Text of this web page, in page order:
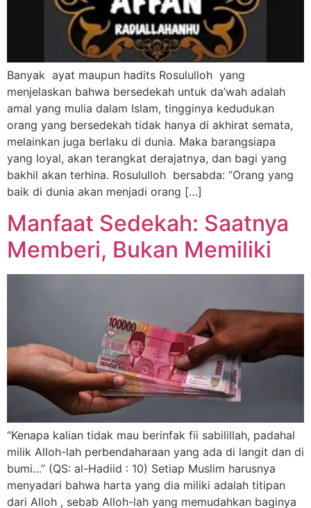
Banyak ayat maupun hadits Rosululloh yang
menjelaskan bahwa bersedekah untuk da’wah adalah
amal yang mulia dalam Islam, tingginya kedudukan
orang yang bersedekah tidak hanya di akhirat semata,
melainkan juga berlaku di dunia. Maka barangsiapa
yang loyal, akan terangkat derajatnya, dan bagi yang
bakhil akan terhina. Rosululloh bersabda: ”Orang yang
baik di dunia akan menjadi orang […]
Manfaat Sedekah: Saatnya
Memberi, Bukan Memiliki
“Kenapa kalian tidak mau berinfak fii sabilillah, padahal
milik Alloh-lah perbendaharaan yang ada di langit dan di
bumi…” (QS: al-Hadiid : 10) Setiap Muslim harusnya
menyadari bahwa harta yang dia miliki adalah titipan
dari Alloh , sebab Alloh-lah yang memudahkan baginya